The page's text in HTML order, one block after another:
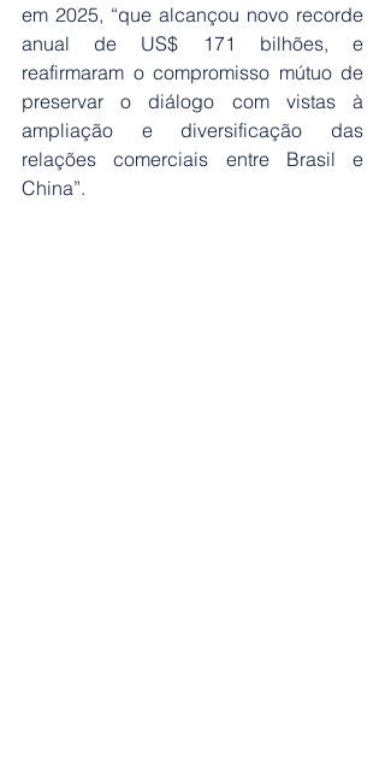
em 2025, “que alcançou novo recorde
anual de US$ 171 bilhões, e
reafirmaram o compromisso mútuo de
preservar o diálogo com vistas à
ampliação e diversificação das
relações comerciais entre Brasil e
China”.